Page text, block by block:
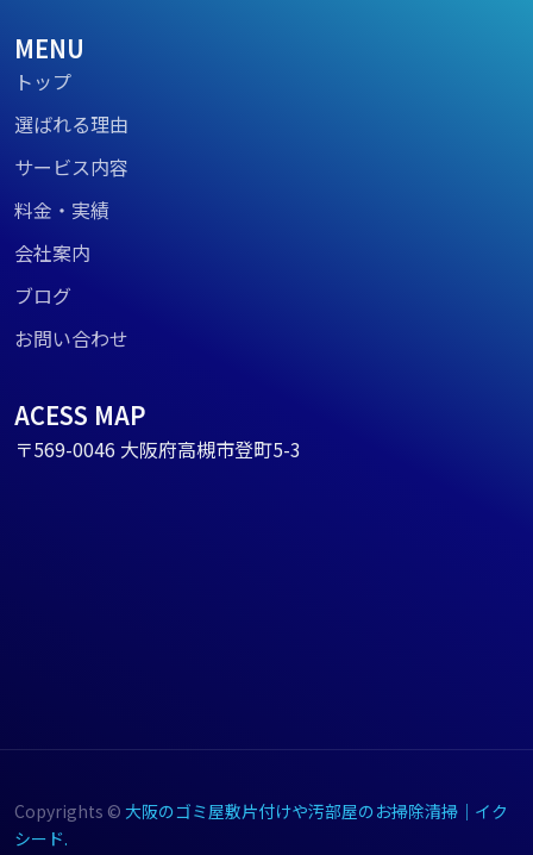
MENU
トップ
選ばれる理由
サービス内容
料金・実績
会社案内
ブログ
お問い合わせ
ACESS MAP
〒569-0046 大阪府高槻市登町5-3
Copyrights © 大阪のゴミ屋敷片付けや汚部屋のお掃除清掃｜イク
シード.